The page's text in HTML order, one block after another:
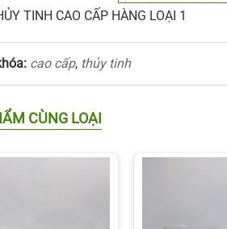
TINH CAO CẤP HÀNG LOẠI 1
cao cấp, thủy tinh
CÙNG LOẠI